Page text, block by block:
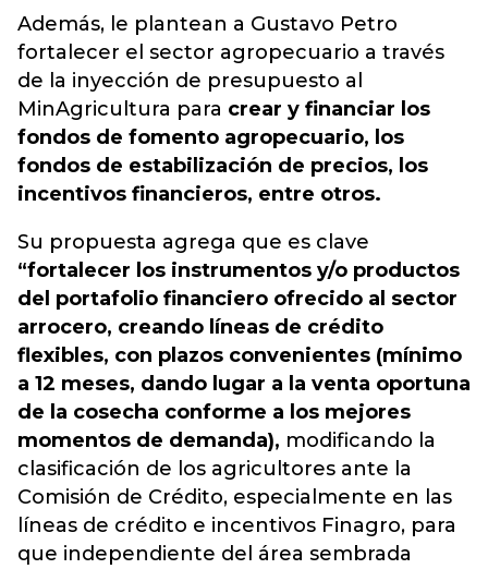
Además, le plantean a Gustavo Petro
fortalecer el sector agropecuario a través
de la inyección de presupuesto al
MinAgricultura para crear y financiar los
fondos de fomento agropecuario, los
fondos de estabilización de precios, los
incentivos financieros, entre otros.
Su propuesta agrega que es clave
“fortalecer los instrumentos y/o productos
del portafolio financiero ofrecido al sector
arrocero, creando líneas de crédito
flexibles, con plazos convenientes (mínimo
a 12 meses, dando lugar a la venta oportuna
de la cosecha conforme a los mejores
momentos de demanda), modificando la
clasificación de los agricultores ante la
Comisión de Crédito, especialmente en las
líneas de crédito e incentivos Finagro, para
que independiente del área sembrada